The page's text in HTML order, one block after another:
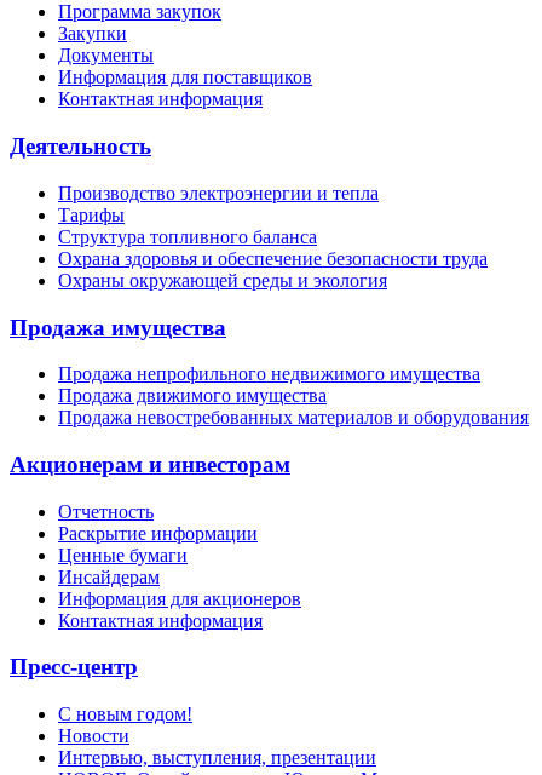
Программа закупок
Закупки
Документы
Информация для поставщиков
Контактная информация
Деятельность
Производство электроэнергии и тепла
Тарифы
Структура топливного баланса
Охрана здоровья и обеспечение безопасности труда
Охраны окружающей среды и экология
Продажа имущества
Продажа непрофильного недвижимого имущества
Продажа движимого имущества
Продажа невостребованных материалов и оборудования
Акционерам и инвесторам
Отчетность
Раскрытие информации
Ценные бумаги
Инсайдерам
Информация для акционеров
Контактная информация
Пресс-центр
С новым годом!
Новости
Интервью, выступления, презентации